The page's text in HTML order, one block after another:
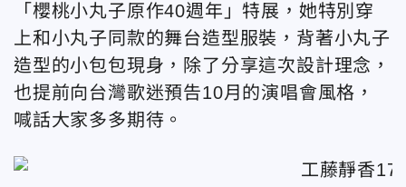
「櫻桃小丸子原作40週年」特展，她特別穿
上和小丸子同款的舞台造型服裝 ，背著小丸子
造型的小包包現身，除了分享這次設計理念，
也提前向台灣歌迷預告10月的演唱會風格，
喊話大家多多期待。